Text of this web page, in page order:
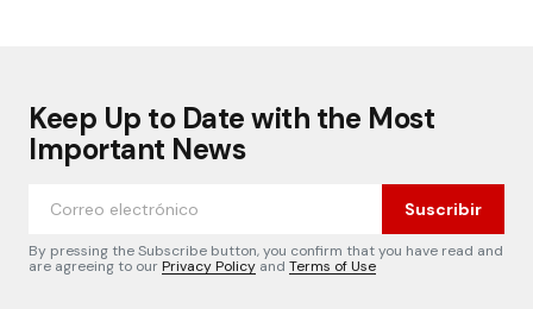
Keep Up to Date with the Most
Important News
Suscribir
By pressing the Subscribe button, you confirm that you have read and
are agreeing to ourPrivacy Policy and Terms of Use